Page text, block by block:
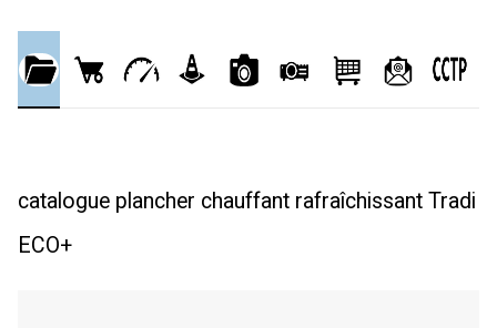
catalogue plancher chauffant rafraîchissant Tradi
ECO+